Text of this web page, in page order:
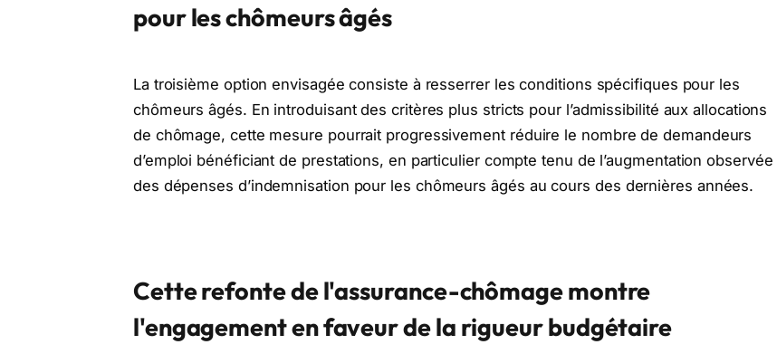
pour les chômeurs âgés
La troisième option envisagée consiste à resserrer les conditions spécifiques pour les
chômeurs âgés. En introduisant des critères plus stricts pour l’admissibilité aux allocations
de chômage, cette mesure pourrait progressivement réduire le nombre de demandeurs
d’emploi bénéficiant de prestations, en particulier compte tenu de l’augmentation observée
des dépenses d’indemnisation pour les chômeurs âgés au cours des dernières années.
Cette refonte de l'assurance-chômage montre
l'engagement en faveur de la rigueur budgétaire